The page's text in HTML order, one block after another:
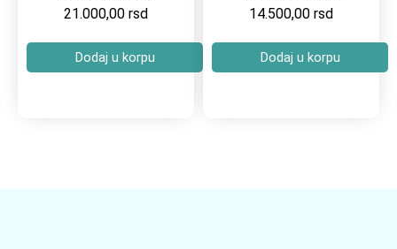
21.000,00 rsd
Dodaj u korpu
14.500,00 rsd
Dodaj u korpu